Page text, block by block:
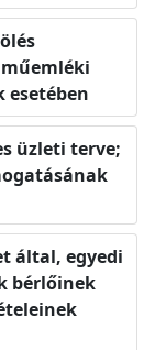
esetében
üzleti terve;
által, egyedi
bérlőinek